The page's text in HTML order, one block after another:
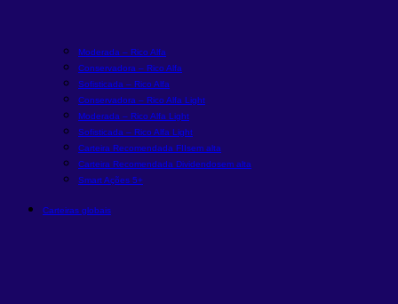
Moderada – Rico Alfa
Conservadora – Rico Alfa
Sofisticada – Rico Alfa
Conservadora – Rico Alfa Light
Moderada – Rico Alfa Light
Sofisticada – Rico Alfa Light
Carteira Recomendada FIIsem alta
Carteira Recomendada Dividendosem alta
Smart Ações 5+
Carteiras globais